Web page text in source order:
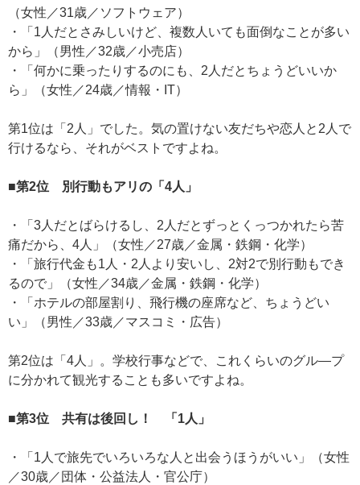
（女性／31歳／ソフトウェア）
・「1人だとさみしいけど、複数人いても面倒なことが多い
から」（男性／32歳／小売店）
・「何かに乗ったりするのにも、2人だとちょうどいいか
ら」（女性／24歳／情報・IT）
第1位は「2人」でした。気の置けない友だちや恋人と2人で
行けるなら、それがベストですよね。
■第2位 別行動もアリの「4人」
・「3人だとばらけるし、2人だとずっとくっつかれたら苦
痛だから、4人」（女性／27歳／金属・鉄鋼・化学）
・「旅行代金も1人・2人より安いし、2対2で別行動もでき
るので」（女性／34歳／金属・鉄鋼・化学）
・「ホテルの部屋割り、飛行機の座席など、ちょうどい
い」（男性／33歳／マスコミ・広告）
第2位は「4人」。学校行事などで、これくらいのグル—プ
に分かれて観光することも多いですよね。
■第3位 共有は後回し！ 「1人」
・「1人で旅先でいろいろな人と出会うほうがいい」（女性
／30歳／団体・公益法人・官公庁）